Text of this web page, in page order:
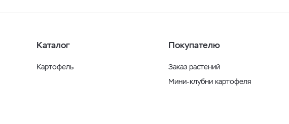
Каталог
Картофель
Покупателю
Заказ растений
Мини-клубни картофеля